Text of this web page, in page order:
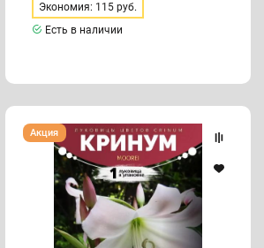
Экономия: 115 руб.
Есть в наличии
Кринум
Moorei
Луковица
Акция